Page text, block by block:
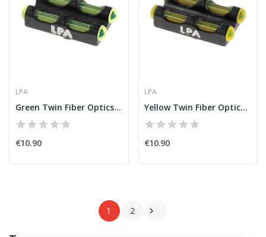
LPA
Green Twin Fiber Optics Front Sight 3,0 MA...
€10.90
LPA
Yellow Twin Fiber Optics Front Sight 3,0 MA...
€10.90
1 2 